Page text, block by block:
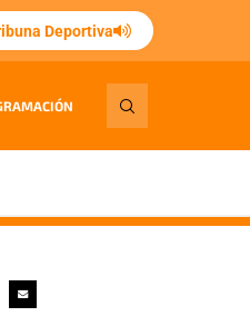
Deportiva